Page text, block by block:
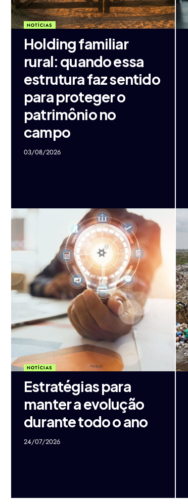
NOTÍCIAS
Holding familiar
rural: quando essa
estrutura faz sentido
para proteger o
patrimônio no
campo
03/08/2026
NOTÍCIAS
Estratégias para
manter a evolução
durante todo o ano
24/07/2026